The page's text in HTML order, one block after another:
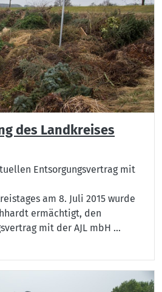
des Landkreises
Entsorgungsvertrag mit
am 8. Juli 2015 wurde
ermächtigt, den
mit der AJL mbH ...